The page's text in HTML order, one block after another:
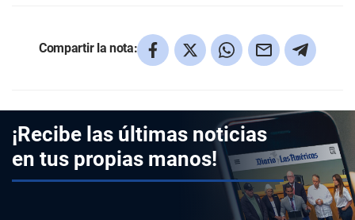
Compartir la nota:
¡Recibe las últimas noticias
en tus propias manos!